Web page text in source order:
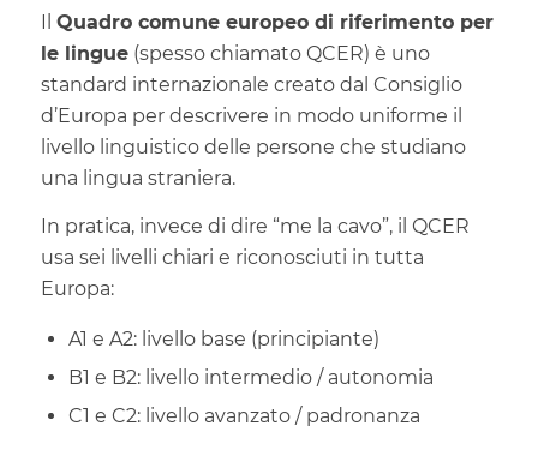
Il Quadro comune europeo di riferimento per
le lingue(spesso chiamato QCER) è uno
standard internazionale creato dal Consiglio
d’Europa per descrivere in modo uniforme il
livello linguistico delle persone che studiano
una lingua straniera.
In pratica, invece di dire “me la cavo”, il QCER
usa sei livelli chiari e riconosciuti in tutta
Europa:
A1 e A2: livello base (principiante)
B1 e B2: livello intermedio / autonomia
C1 e C2: livello avanzato / padronanza